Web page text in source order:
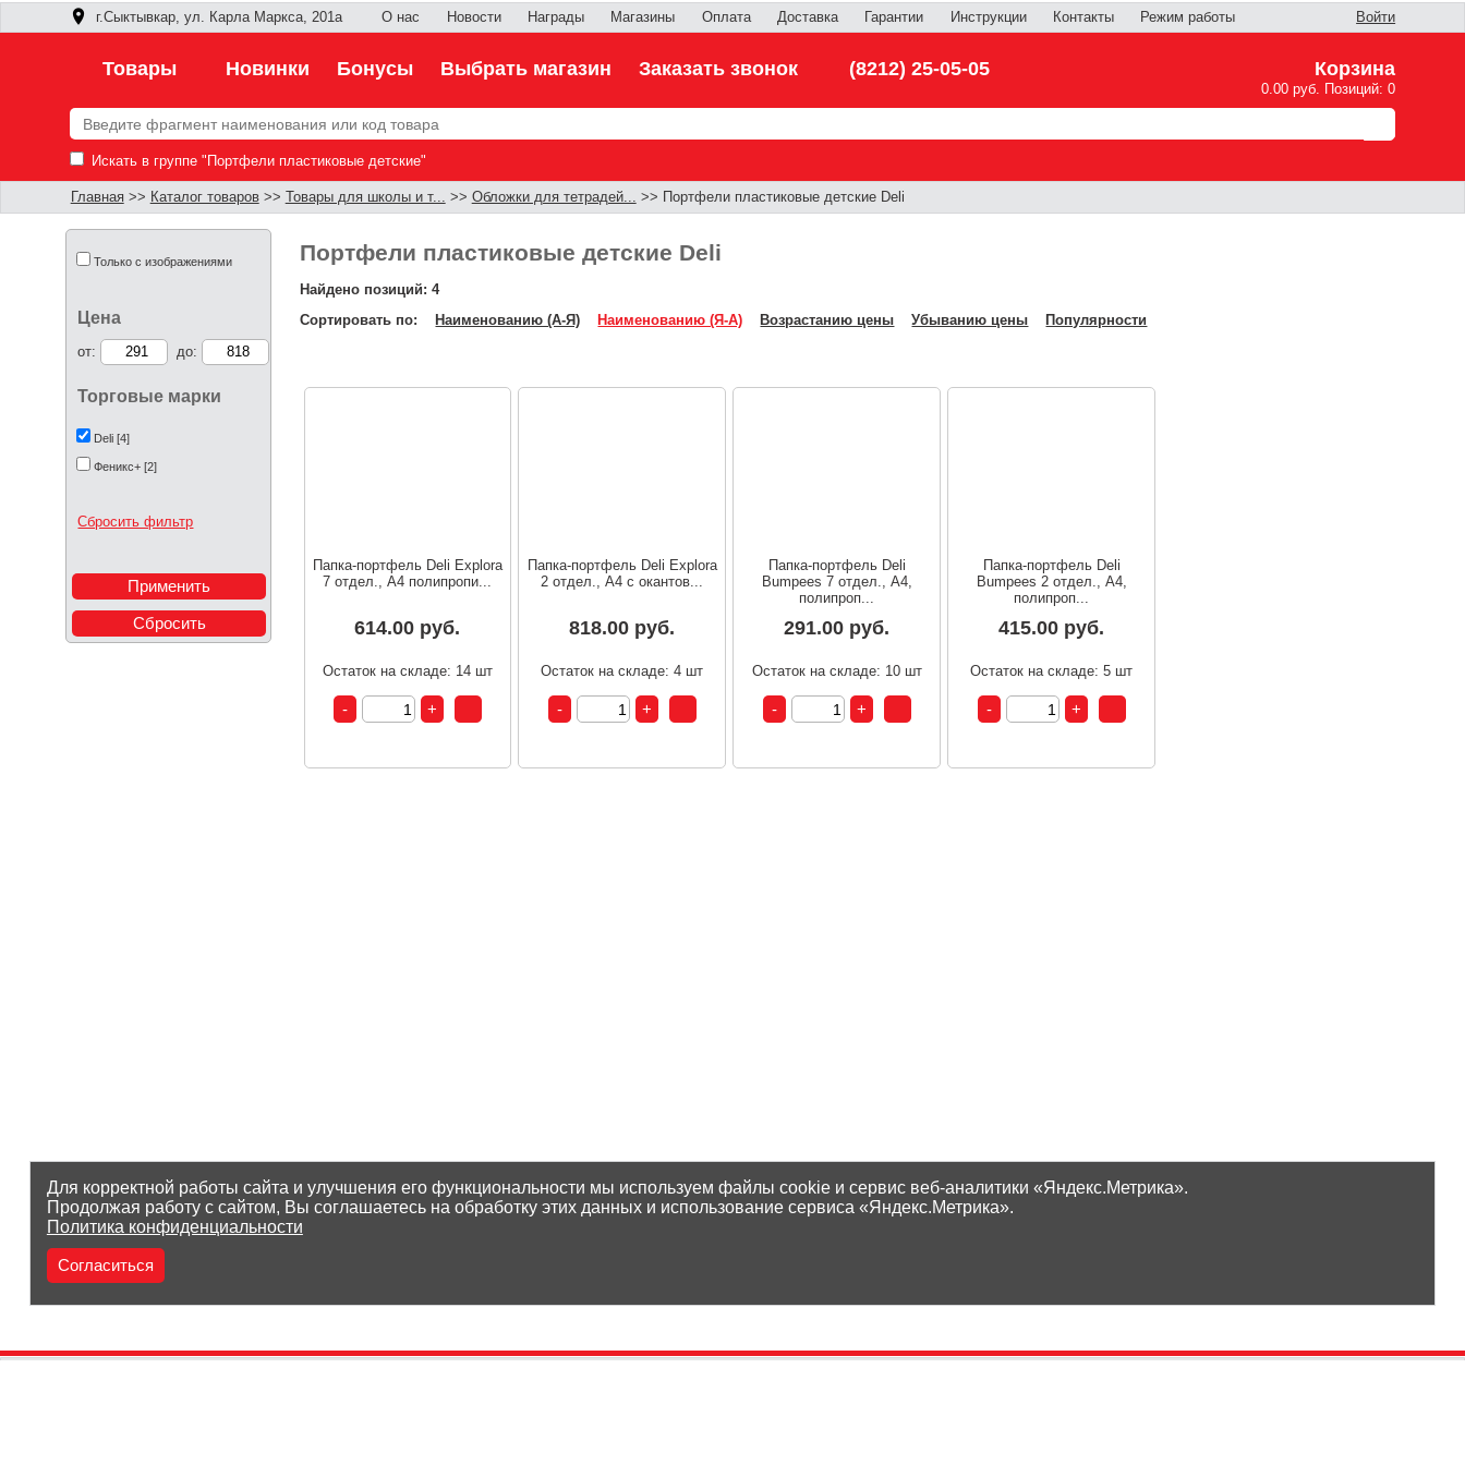
г.Сыктывкар, ул. Карла Маркса, 201а О нас Новости Награды Магазины Оплата Доставка Гарантии Инструкции Контакты Режим работы Войти
Товары Новинки Бонусы Выбрать магазин Заказать звонок (8212) 25-05-05 Корзина
0.00 руб. Позиций: 0
Искать в группе "Портфели пластиковые детские"
Главная>> Каталог товаров>> Товары для школы и т... >> Обложки для тетрадей... >> Портфели пластиковые детские Deli
Только с изображениями
Цена
от: до:
Торговые марки
Deli [4]
Феникс+ [2]
Сбросить фильтр
Портфели пластиковые детские Deli
Найдено позиций: 4
Сортировать по:Наименованию (А-Я) Наименованию (Я-А) Возрастанию цены Убыванию цены Популярности
Папка-портфель Deli Explora
7 отдел., A4 полипропи...
614.00 руб.
Остаток на складе: 14 шт
Папка-портфель Deli Explora
2 отдел., A4 с окантов...
818.00 руб.
Остаток на складе: 4 шт
Папка-портфель Deli
Bumpees 7 отдел., A4,
полипроп...
291.00 руб.
Остаток на складе: 10 шт
Папка-портфель Deli
Bumpees 2 отдел., A4,
полипроп...
415.00 руб.
Остаток на складе: 5 шт
Для корректной работы сайта и улучшения его функциональности мы используем файлы cookie и сервис веб-аналитики «Яндекс.Метрика».
Продолжая работу с сайтом, Вы соглашаетесь на обработку этих данных и использование сервиса «Яндекс.Метрика».
Политика конфиденциальности
Согласиться